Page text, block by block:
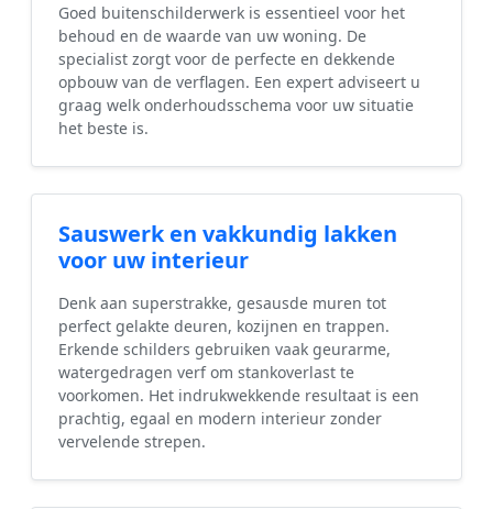
Goed buitenschilderwerk is essentieel voor het
behoud en de waarde van uw woning. De
specialist zorgt voor de perfecte en dekkende
opbouw van de verflagen. Een expert adviseert u
graag welk onderhoudsschema voor uw situatie
het beste is.
Sauswerk en vakkundig lakken
voor uw interieur
Denk aan superstrakke, gesausde muren tot
perfect gelakte deuren, kozijnen en trappen.
Erkende schilders gebruiken vaak geurarme,
watergedragen verf om stankoverlast te
voorkomen. Het indrukwekkende resultaat is een
prachtig, egaal en modern interieur zonder
vervelende strepen.